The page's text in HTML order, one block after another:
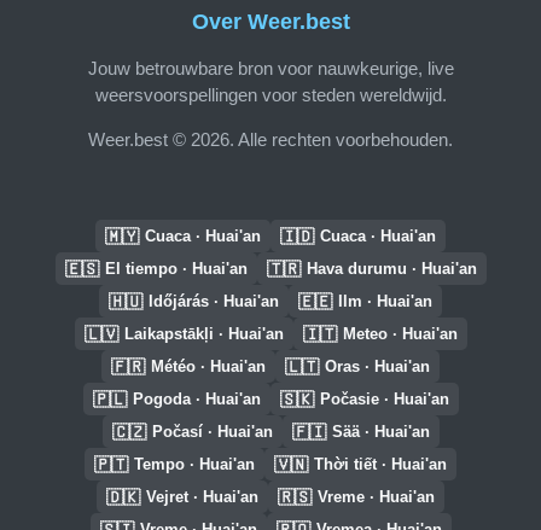
Over Weer.best
Jouw betrouwbare bron voor nauwkeurige, live
weersvoorspellingen voor steden wereldwijd.
Weer.best © 2026. Alle rechten voorbehouden.
🇲🇾 Cuaca · Huai'an 🇮🇩 Cuaca · Huai'an
🇪🇸 El tiempo · Huai'an 🇹🇷 Hava durumu · Huai'an
🇭🇺 Időjárás · Huai'an 🇪🇪 Ilm · Huai'an
🇱🇻 Laikapstākļi · Huai'an 🇮🇹 Meteo · Huai'an
🇫🇷 Météo · Huai'an 🇱🇹 Oras · Huai'an
🇵🇱 Pogoda · Huai'an 🇸🇰 Počasie · Huai'an
🇨🇿 Počasí · Huai'an 🇫🇮 Sää · Huai'an
🇵🇹 Tempo · Huai'an 🇻🇳 Thời tiết · Huai'an
🇩🇰 Vejret · Huai'an 🇷🇸 Vreme · Huai'an